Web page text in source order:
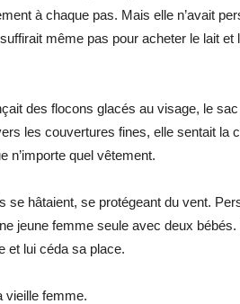
à chaque pas. Mais elle n’avait
même pas pour acheter le lait et
des flocons glacés au visage, le
les couvertures fines, elle sentait la
n’importe quel vêtement.
se hâtaient, se protégeant du vent.
jeune femme seule avec deux bébés.
et lui céda sa place.
femme.